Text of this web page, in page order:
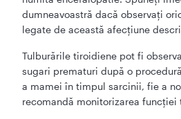
dumneavoastră dacă observați
legate de această afecțiune
Tulburările tiroidiene pot fi
sugari prematuri după o
a mamei în timpul sarcinii, fie a
recomandă monitorizarea funcției